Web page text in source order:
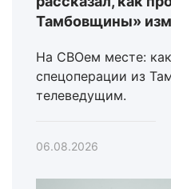
Тамбовщины»
На СВОем месте:
спецоперации из
телеведущим.
06.08.2026